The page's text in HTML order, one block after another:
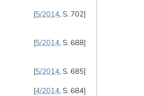
5/2014, S. 702
5/2014, S. 688
5/2014, S. 685
4/2014, S. 684